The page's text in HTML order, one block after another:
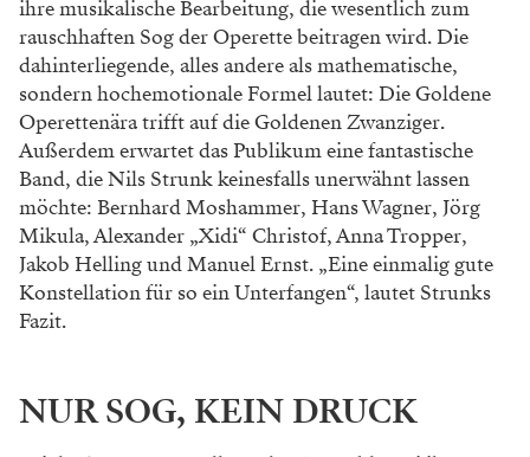
ihre musikalische Bearbeitung, diewesentlich zum
rauschhaften Sog der Operettebeitragen wird. Die
dahinterliegende, alles andereals mathematische,
sondern hochemotionaleFormel lautet: Die Goldene
Operettenära trifftauf die Goldenen Zwanziger.
Außerdem erwartet das Publikum eine fantastische
Band, die Nils Strunk keinesfalls unerwähnt lassen
möchte: Bernhard Moshammer, Hans Wagner, Jörg
Mikula, Alexander „Xidi“ Christof, AnnaTropper,
Jakob Helling und Manuel Ernst. „Eineeinmalig gute
Konstellation für so ein Unterfangen“, lautet Strunks
Fazit.
NUR SOG, KEIN DRUCK